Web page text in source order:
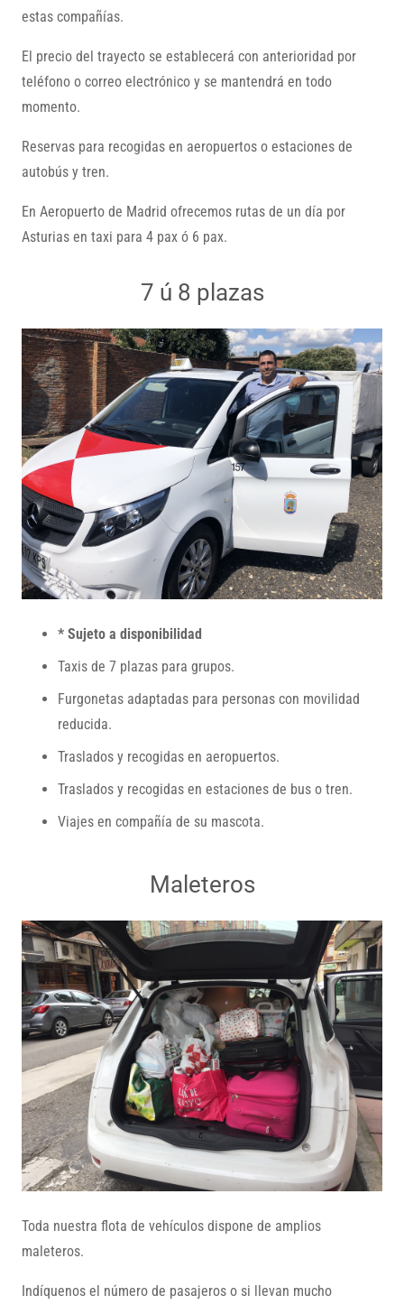
estas compañías.
El precio del trayecto se establecerá con anterioridad por
teléfono o correo electrónico y se mantendrá en todo
momento.
Reservas para recogidas en aeropuertos o estaciones de
autobús y tren.
En Aeropuerto de Madrid ofrecemos rutas de un día por
Asturias en taxi para 4 pax ó 6 pax.
7 ú 8 plazas
* Sujeto a disponibilidad
Taxis de 7 plazas para grupos.
Furgonetas adaptadas para personas con movilidad
reducida.
Traslados y recogidas en aeropuertos.
Traslados y recogidas en estaciones de bus o tren.
Viajes en compañía de su mascota.
Maleteros
Toda nuestra flota de vehículos dispone de amplios
maleteros.
Indíquenos el número de pasajeros o si llevan mucho